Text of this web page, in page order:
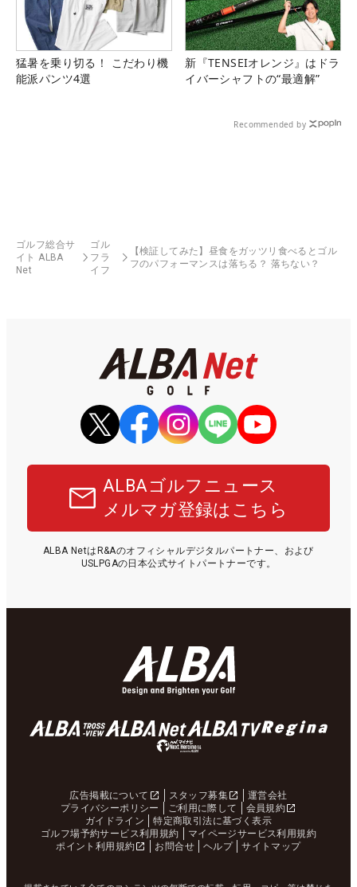
猛暑を乗り切る！ こだわり機
能派パンツ4選
新『TENSEIオレンジ』はドラ
イバーシャフトの“最適解”
Recommended by
ゴルフ総合サ
イト ALBA
Net
ゴル
フラ
イフ
【検証してみた】昼食をガッツリ食べるとゴル
フのパフォーマンスは落ちる？ 落ちない？
ALBAゴルフニュース
メルマガ登録はこちら
ALBA NetはR&Aのオフィシャルデジタルパートナー、および
USLPGAの日本公式サイトパートナーです。
広告掲載について スタッフ募集
運営会社
プライバシーポリシー
ご利用に際して
会員規約
ガイドライン
特定商取引法に基づく表示
ゴルフ場予約サービス利用規約
マイページサービス利用規約
ポイント利用規約
お問合せ ヘルプ サイトマップ